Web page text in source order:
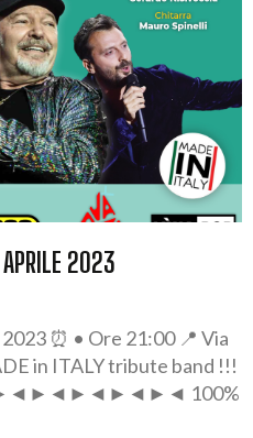
2023
⏰ • Ore 21:00 📍 Via
in ITALY tribute band !!!
100%